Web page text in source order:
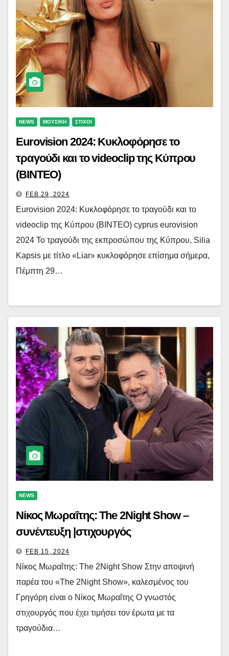
NEWS ΜΟΥΣΙΚΗ ΣΤΙΧΟΙ
Eurovision 2024: Κυκλοφόρησε το
τραγούδι και το videoclip της Κύπρου
(ΒΙΝΤΕΟ)
FEB 29, 2024
Eurovision 2024: Κυκλοφόρησε το τραγούδι και το
videoclip της Κύπρου (ΒΙΝΤΕΟ) cyprus eurovision
2024 Το τραγούδι της εκπροσώπου της Κύπρου, Silia
Kapsis με τίτλο «Liar» κυκλοφόρησε επίσημα σήμερα,
Πέμπτη 29…
NEWS
Νίκος Μωραΐτης: The 2Night Show –
συνέντευξη |στιχουργός
FEB 15, 2024
Νίκος Μωραΐτης: The 2Night Show Στην αποψινή
παρέα του «The 2Night Show», καλεσμένος του
Γρηγόρη είναι ο Νίκος Μωραΐτης O γνωστός
στιχουργός που έχει τιμήσει τον έρωτα με τα
τραγούδια…